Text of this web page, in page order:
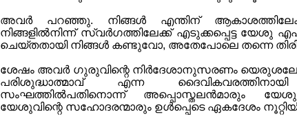
അവര്‍ പറഞ്ഞു. നിങ്ങള്‍ എന്തിന്
നിങ്ങളില്‍നിന്ന് സ്വര്‍ഗത്തിലേക്ക് എടുക്കപ്പെട്ട
ചെയ്തതായി നിങ്ങള്‍ കണ്ടുവോ, അതേപോലെ തന്നെ
ശേഷം അവര്‍ ഗുരുവിന്റെ നിര്‍ദേശാനുസരണം യെരുശലേം
പരിശുദ്ധാത്മാവ് എന്ന
സംഘത്തില്‍പതിനൊന്ന് അപ്പൊസ്തലന്‍മാരും
യേശുവിന്റെ സഹോദരന്മാരും ഉള്‍പ്പെടെ ഏകദേശം